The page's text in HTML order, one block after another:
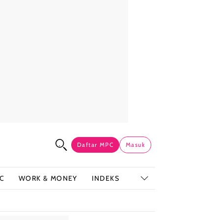
Daftar MPC Masuk
WORK & MONEY INDEKS